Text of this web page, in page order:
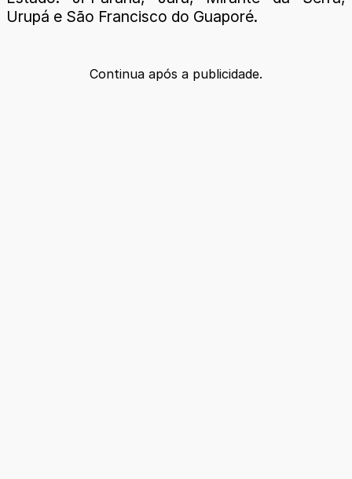
Urupá e São Francisco do Guaporé.
Continua após a publicidade.